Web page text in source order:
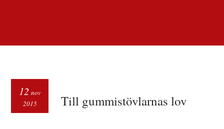
Till gummistövlarnas lov
12 nov
2015